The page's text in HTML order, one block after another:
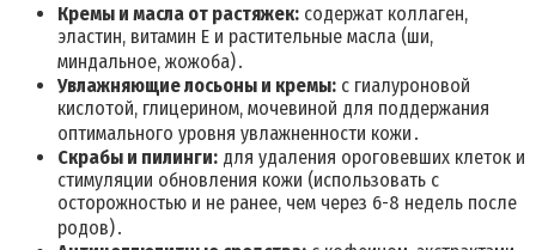
Кремы и масла от растяжек: содержат коллаген,
эластин, витамин Е и растительные масла (ши,
миндальное, жожоба)․
Увлажняющие лосьоны и кремы: с гиалуроновой
кислотой, глицерином, мочевиной для поддержания
оптимального уровня увлажненности кожи․
Скрабы и пилинги: для удаления ороговевших клеток и
стимуляции обновления кожи (использовать с
осторожностью и не ранее, чем через 6-8 недель после
родов)․